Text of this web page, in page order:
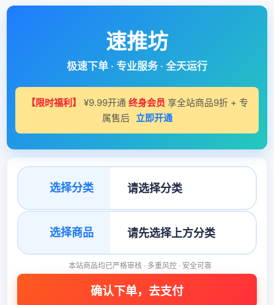
速推坊
极速下单 · 专业服务 · 全天运行
【限时福利】 ¥9.99开通 终身会员 享全站商品9折 + 专
属售后 立即开通
选择分类
选择商品
本站商品均已严格审核 · 多重风控 · 安全可靠